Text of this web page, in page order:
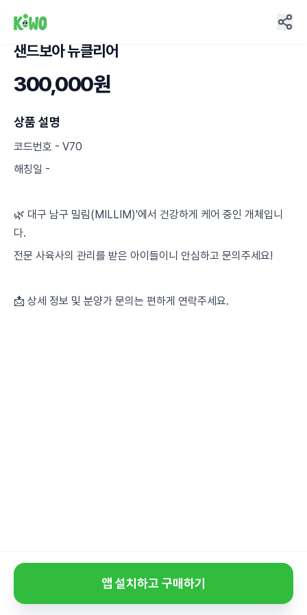
샌드보아 뉴클리어
300,000원
상품 설명
코드번호 - V70
해칭일 -
🌿 대구 남구 밀림(MILLIM)'에서 건강하게 케어 중인 개체입니
다.
전문 사육사의 관리를 받은 아이들이니 안심하고 문의주세요!
📩 상세 정보 및 분양가 문의는 편하게 연락주세요.
앱 설치하고 구매하기